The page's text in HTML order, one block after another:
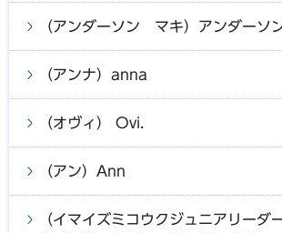
（アンダーソン マキ）アンダー
（アンナ）anna
（オヴィ） Ovi.
（アン）Ann
（イマイズミコウクジュニアリーダ